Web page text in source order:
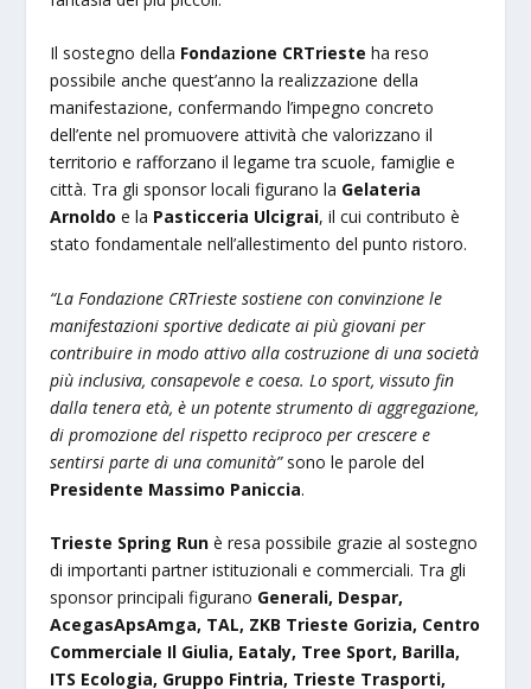
Il sostegno della Fondazione CRTrieste ha reso
possibile anche quest’anno la realizzazione della
manifestazione, confermando l’impegno concreto
dell’ente nel promuovere attività che valorizzano il
territorio e rafforzano il legame tra scuole, famiglie e
città. Tra gli sponsor locali figurano la Gelateria
Arnoldo e la Pasticceria Ulcigrai, il cui contributo è
stato fondamentale nell’allestimento del punto ristoro.
“La Fondazione CRTrieste sostiene con convinzione le
manifestazioni sportive dedicate ai più giovani per
contribuire in modo attivo alla costruzione di una società
più inclusiva, consapevole e coesa. Lo sport, vissuto fin
dalla tenera età, è un potente strumento di aggregazione,
di promozione del rispetto reciproco per crescere e
sentirsi parte di una comunità”sono le parole del
Presidente Massimo Paniccia.
Trieste Spring Run è resa possibile grazie al sostegno
di importanti partner istituzionali e commerciali. Tra gli
sponsor principali figurano Generali, Despar,
AcegasApsAmga, TAL, ZKB Trieste Gorizia, Centro
Commerciale Il Giulia, Eataly, Tree Sport, Barilla,
ITS Ecologia, Gruppo Fintria, Trieste Trasporti,